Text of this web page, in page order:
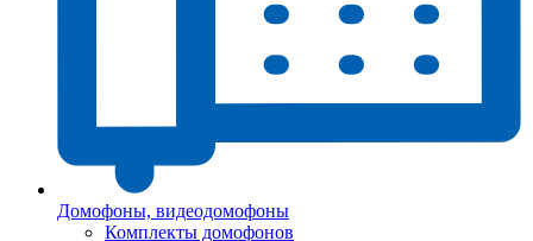
Домофоны, видеодомофоны
Комплекты домофонов